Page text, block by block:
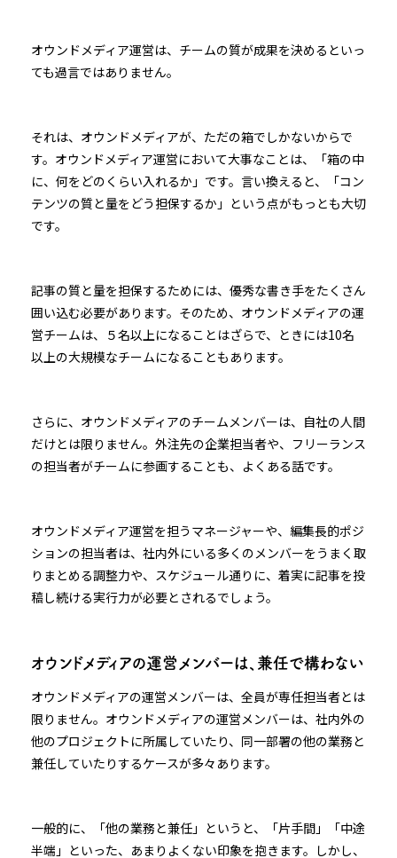
オウンドメディア運営は、チームの質が成果を決めるといっ
ても過言ではありません。
それは、オウンドメディアが、ただの箱でしかないからで
す。オウンドメディア運営において大事なことは、「箱の中
に、何をどのくらい入れるか」です。言い換えると、「コン
テンツの質と量をどう担保するか」という点がもっとも大切
です。
記事の質と量を担保するためには、優秀な書き手をたくさん
囲い込む必要があります。そのため、オウンドメディアの運
営チームは、５名以上になることはざらで、ときには10名
以上の大規模なチームになることもあります。
さらに、オウンドメディアのチームメンバーは、自社の人間
だけとは限りません。外注先の企業担当者や、フリーランス
の担当者がチームに参画することも、よくある話です。
オウンドメディア運営を担うマネージャーや、編集長的ポジ
ションの担当者は、社内外にいる多くのメンバーをうまく取
りまとめる調整力や、スケジュール通りに、着実に記事を投
稿し続ける実行力が必要とされるでしょう。
オウンドメディアの運営メンバーは、兼任で構わない
オウンドメディアの運営メンバーは、全員が専任担当者とは
限りません。オウンドメディアの運営メンバーは、社内外の
他のプロジェクトに所属していたり、同一部署の他の業務と
兼任していたりするケースが多々あります。
一般的に、「他の業務と兼任」というと、「片手間」「中途
半端」といった、あまりよくない印象を抱きます。しかし、